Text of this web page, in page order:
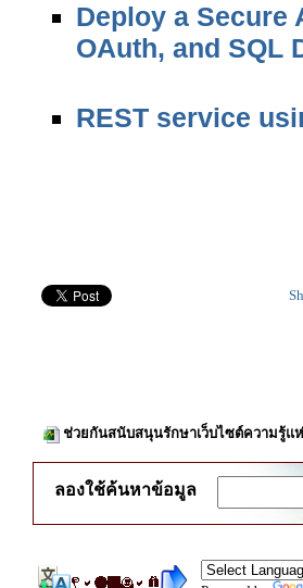
Deploy a Secure
OAuth, and SQL
REST service
ช่วยกันสนับสนุนรักษาเว็บไซต์ความรู้แ
ลองใช้ค้นหาข้อมูล